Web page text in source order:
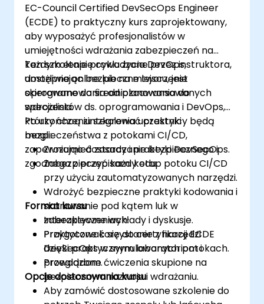
EC-Council Certified DevSecOps Engineer
(ECDE) to praktyczny kurs zaprojektowany,
aby wyposażyć profesjonalistów w
umiejętności wdrażania zabezpieczeń na
każdym etapie cyklu życia DevOps,
umożliwiając bezpieczne tworzenie
oprogramowania od planowania do
wdrożenia.
Ten szkolenie prowadzone przez instruktora,
dostępne online lub na miejscu, jest
skierowane do średniozaawansowanych
specjalistów ds. oprogramowania i DevOps,
którzy chcą zintegrować praktyki
bezpieczeństwa z potokami CI/CD,
zapewniając dostarczanie bezpiecznego i
zgodnego z przepisami kodu.
Po ukończeniu szkolenia uczestnicy będą
mogli:
Zrozumieć zasady i praktyki DevSecOps.
Zabezpieczyć każdy etap potoku CI/CD
przy użyciu zautomatyzowanych narzędzi.
Wdrożyć bezpieczne praktyki kodowania i
skanowanie pod kątem luk w
zabezpieczeniach.
Przygotować się do certyfikacji ECDE
dzięki praktycznym laboratoriom i
przeglądom.
Format kursu
Interaktywne wykłady i dyskusje.
Praktyczne korzystanie z narzędzi
DevSecOps w symulowanych potokach.
Prowadzone ćwiczenia skupione na
bezpiecznym rozwoju i wdrażaniu.
Opcje dostosowania kursu
Aby zamówić dostosowane szkolenie do